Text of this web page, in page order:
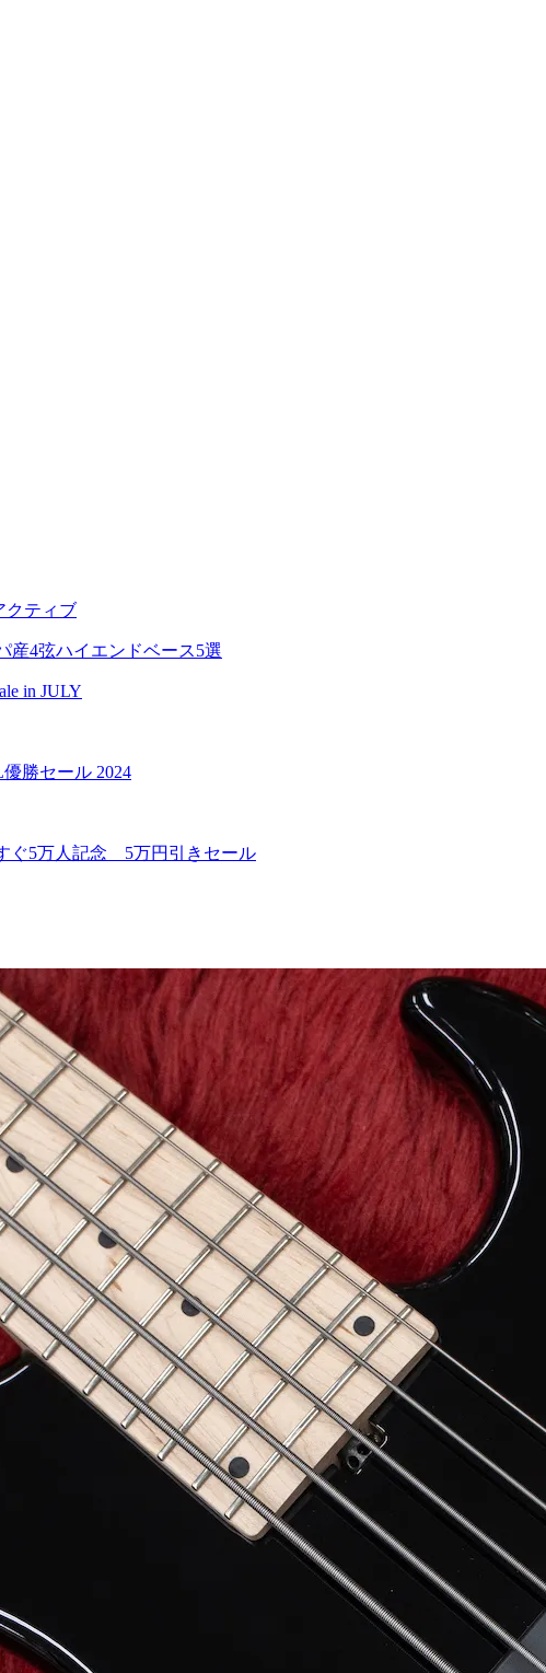
クティブ
産4弦ハイエンドベース5選
in JULY
勝セール 2024
すぐ5万人記念 5万円引きセール